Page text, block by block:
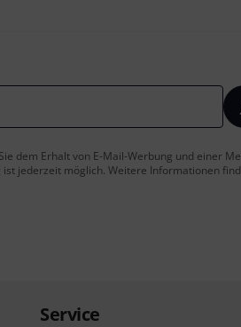
dem Erhalt von E-Mail-Werbung und einer
jederzeit möglich. Weitere Informationen
Service